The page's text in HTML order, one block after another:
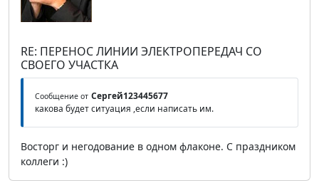
RE: ПЕРЕНОС ЛИНИИ ЭЛЕКТРОПЕРЕДАЧ СО
СВОЕГО УЧАСТКА
Сообщение от Сергей123445677
какова будет ситуация ,если написать им.
Восторг и негодование в одном флаконе. С праздником
коллеги :)